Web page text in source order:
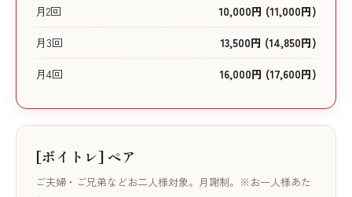
月2回
10,000円 (11,000円)
月3回
13,500円 (14,850円)
月4回
16,000円 (17,600円)
[ボイトレ] ペア
ご夫婦・ご兄弟などお二人様対象。月謝制。※お一人様あた